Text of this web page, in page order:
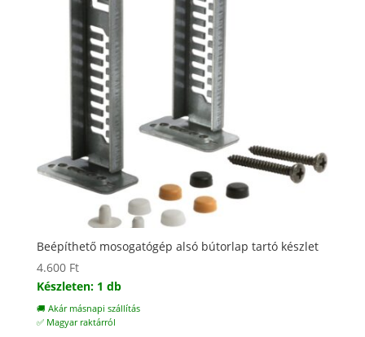
Beépíthető mosogatógép alsó bútorlap tartó készlet
4.600 Ft
Készleten: 1 db
🚚 Akár másnapi szállítás
✅ Magyar raktárról